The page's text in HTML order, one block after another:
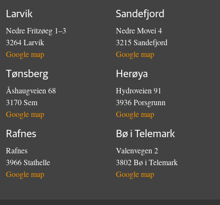
Larvik
Nedre Fritzøeg 1–3
3264 Larvik
Google map
Sandefjord
Nedre Movei 4
3215 Sandefjord
Google map
Tønsberg
Åshaugveien 68
3170 Sem
Google map
Herøya
Hydroveien 91
3936 Porsgrunn
Google map
Rafnes
Rafnes
3966 Stathelle
Google map
Bø i Telemark
Valenvegen 2
3802 Bø i Telemark
Google map